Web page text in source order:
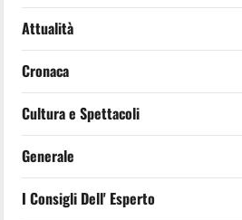
Attualità
Cronaca
Cultura e Spettacoli
Generale
I Consigli Dell' Esperto